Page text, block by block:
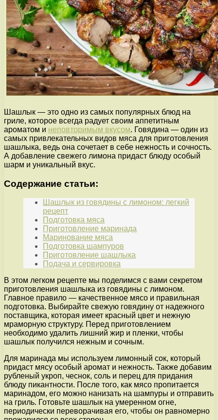
Шашлык — это одно из самых популярных блюд на
гриле, которое всегда радует своим аппетитным
ароматом и неповторимым вкусом. Говядина — один из
самых привлекательных видов мяса для приготовления
шашлыка, ведь она сочетает в себе нежность и сочность.
А добавление свежего лимона придаст блюду особый
шарм и уникальный вкус.
Содержание статьи:
Шашлык из говядины с лимоном: легкий
рецепт
Подготовка мяса
Приготовление маринада
Маринование мяса
Подготовка шампуров
Приготовление шашлыка
Подача и сервировка
В этом легком рецепте мы поделимся с вами секретом
приготовления шашлыка из говядины с лимоном.
Главное правило — качественное мясо и правильная
подготовка. Выбирайте свежую говядину от надежного
поставщика, которая имеет красный цвет и нежную
мраморную структуру. Перед приготовлением
необходимо удалить лишний жир и пленки, чтобы
шашлык получился нежным и сочным.
Для маринада мы используем лимонный сок, который
придаст мясу особый аромат и нежность. Также добавим
рубленый укроп, чеснок, соль и перец для придания
блюду пикантности. После того, как мясо пропитается
маринадом, его можно нанизать на шампуры и отправить
на гриль. Готовьте шашлык на умеренном огне,
периодически переворачивая его, чтобы он равномерно